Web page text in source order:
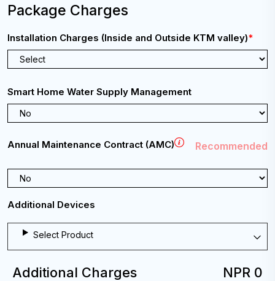
support@cybernetics.com.np
Package Charges
Installation Charges (Inside and Outside KTM valley)*
Smart Home Water Supply Management
Annual Maintenance Contract (AMC) Recommended
Additional Devices
Select Product
Additional Charges NPR 0